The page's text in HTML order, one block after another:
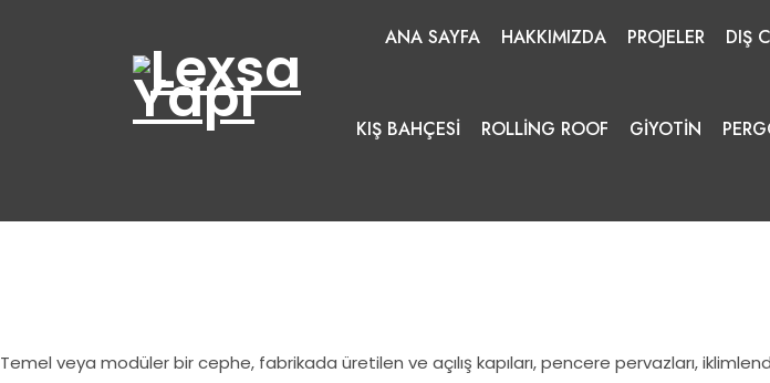
ANA SAYFA HAKKIMIZDA PROJELER DIŞ
KIŞ BAHÇESI ROLLING ROOF GIYOTIN
Temel veya modüler bir cephe, fabrikada üretilen ve açılış kapıları, pencere pervazları,